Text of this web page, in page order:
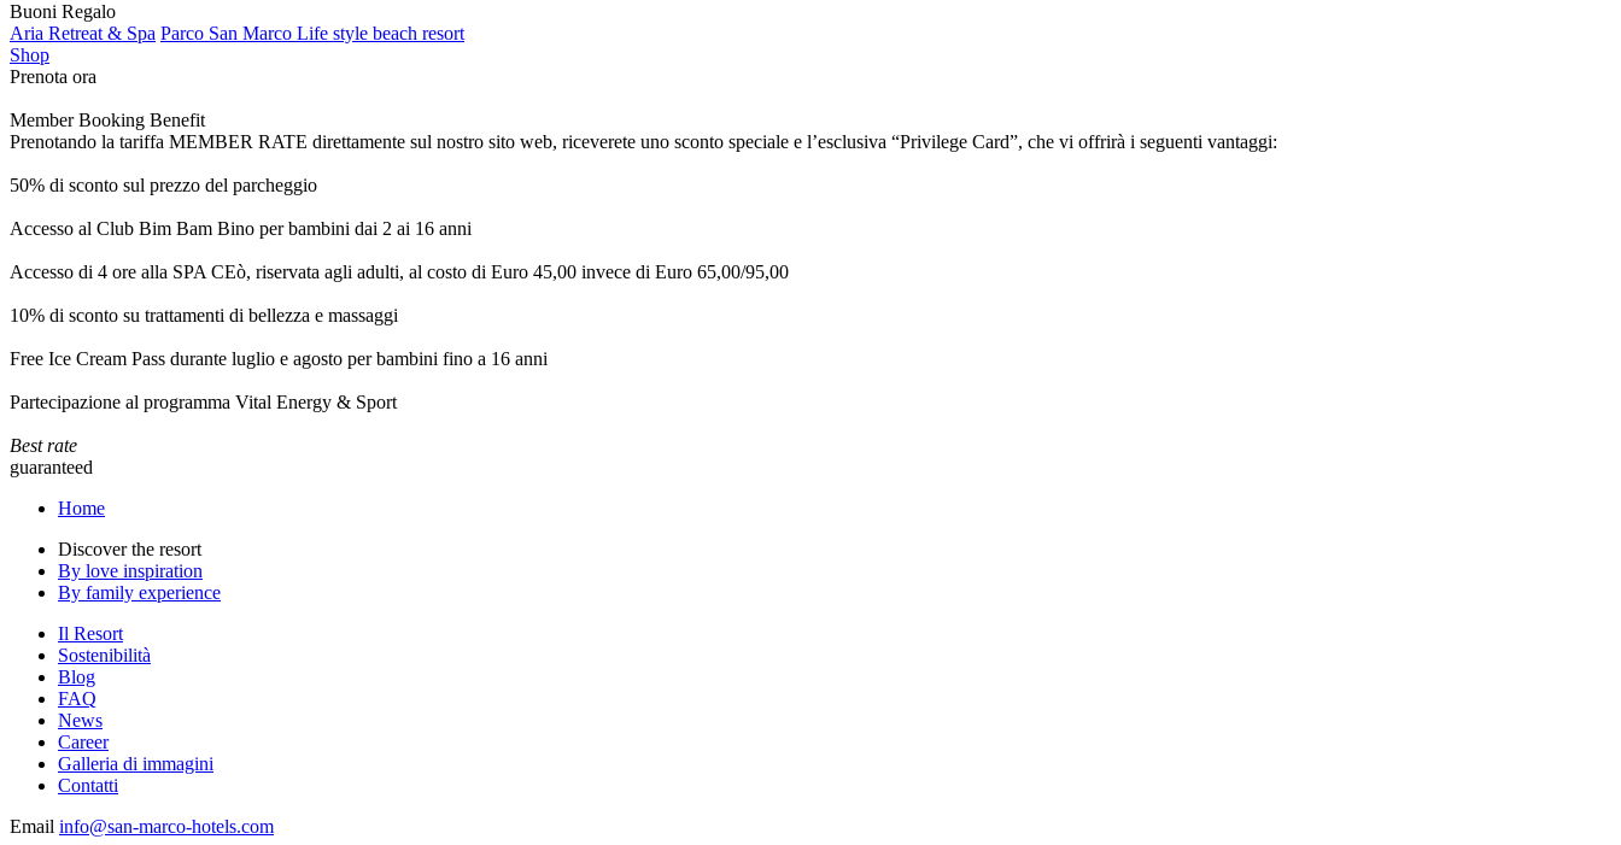
Buoni Regalo
Aria Retreat & Spa Parco San Marco Life style beach resort
Shop
Prenota ora
Member Booking Benefit
Prenotando la tariffa MEMBER RATE direttamente sul nostro sito web, riceverete uno sconto speciale e l’esclusiva “Privilege Card”, che vi offrirà i seguenti vantaggi:
50% di sconto sul prezzo del parcheggio
Accesso al Club Bim Bam Bino per bambini dai 2 ai 16 anni
Accesso di 4 ore alla SPA CEò, riservata agli adulti, al costo di Euro 45,00 invece di Euro 65,00/95,00
10% di sconto su trattamenti di bellezza e massaggi
Free Ice Cream Pass durante luglio e agosto per bambini fino a 16 anni
Partecipazione al programma Vital Energy & Sport
Best rate
guaranteed
Home
Discover the resort
By love inspiration
By family experience
Il Resort
Sostenibilità
Blog
FAQ
News
Career
Galleria di immagini
Contatti
Email info@san-marco-hotels.com